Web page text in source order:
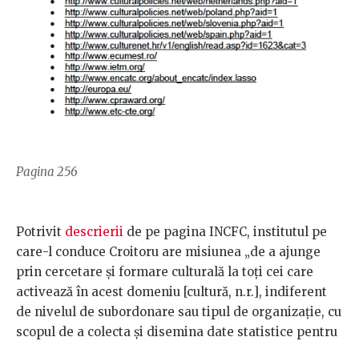
Pagina 256
Potrivit descrierii de pe pagina INCFC, institutul pe
care-l conduce Croitoru are misiunea „de a ajunge
prin cercetare și formare culturală la toți cei care
activează în acest domeniu [cultură, n.r.], indiferent
de nivelul de subordonare sau tipul de organizație, cu
scopul de a colecta și disemina date statistice pentru